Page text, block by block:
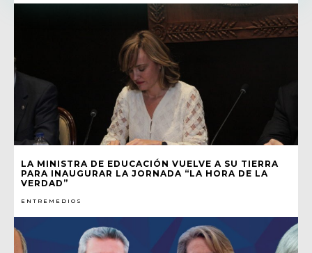
LA MINISTRA DE EDUCACIÓN VUELVE A SU TIERRA
PARA INAUGURAR LA JORNADA “LA HORA DE LA
VERDAD”
ENTREMEDIOS